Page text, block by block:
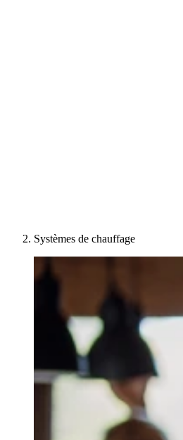
Systèmes de chauffage